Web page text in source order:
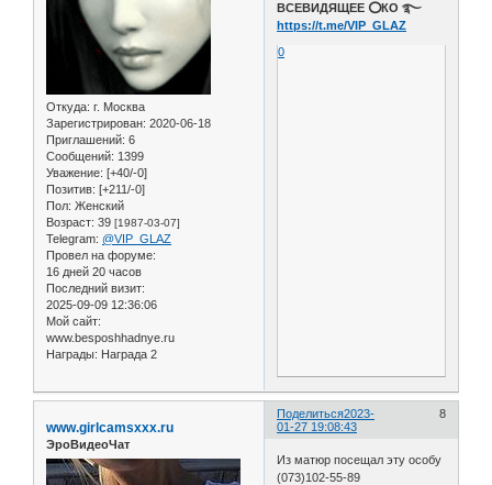
Откуда: г. Москва
Зарегистрирован: 2020-06-18
Приглашений: 6
Сообщений: 1399
Уважение: [+40/-0]
Позитив: [+211/-0]
Пол: Женский
Возраст: 39 [1987-03-07]
Telegram: @VIP_GLAZ
Провел на форуме:
16 дней 20 часов
Последний визит:
2025-09-09 12:36:06
Мой сайт:
www.besposhhadnye.ru
Награды: Награда 2
ВСЕВИДЯЩЕЕ ⭕️КО ࿐
https://t.me/VIP_GLAZ
0
Поделиться 8
2023-
01-27 19:08:43
www.girlcamsxxx.ru
ЭроВидеоЧат
Из матюр посещал эту особу
(073)102-55-89